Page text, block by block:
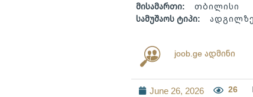
მისამართი:
თბილისი
სამუშაოს ტიპი:
ადგილზე
joob.ge ადმინი
June 26, 2026 26